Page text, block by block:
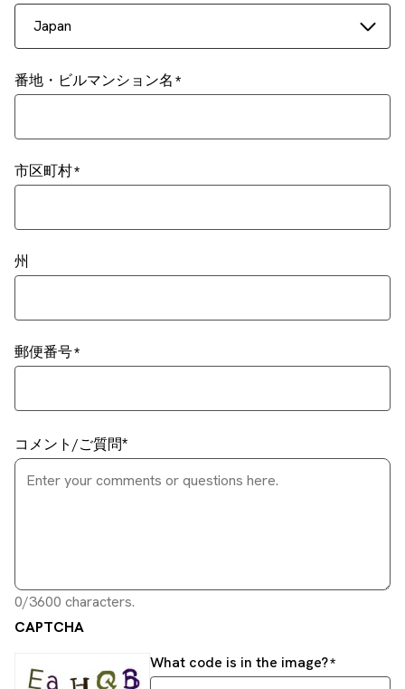
Japan
番地・ビルマンション名
市区町村
州
郵便番号
コメント/ご質問
0/3600 characters.
CAPTCHA
What code is in the image?